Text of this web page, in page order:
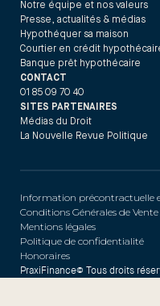
Notre équipe et nos valeurs
Presse, actualités & médias
Hypothéquer sa maison
Courtier en crédit
Banque prêt hypothécaire
CONTACT
01 85 09 70 40
SITES PARTENAIRES
Médias du Droit
La Nouvelle Revue Politique
PraxiFinance© Tous droits
Information précontractuelle
Conditions Générales de Vente
Mentions légales
Politique de confidentialité
Honoraires